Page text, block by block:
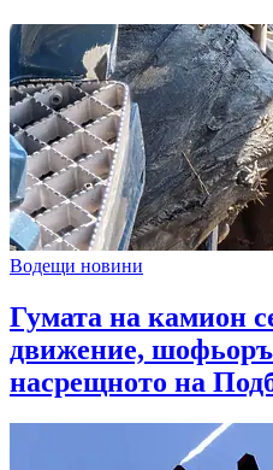
Водещи новини
Гумата на камион
движение,
насрещното на